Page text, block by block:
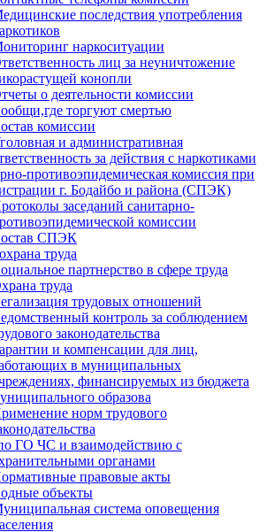
последствия употребления
наркоситуации
лиц за неуничтожение
конопли
о деятельности комиссии
торгуют смертью
комиссии
и административная
за действия с наркотиками
противоэпидемическая комиссия при
г. Бодайбо и района (СПЭК)
заседаний санитарно-
комиссии
СПЭК
труда
партнерство в сфере труда
труда
трудовых отношений
контроль за соблюдением
законодательства
и компенсации для лиц,
в муниципальных
финансируемых из бюджета
образова
норм трудового
ГО ЧС и взаимодействию с
органами
правовые акты
объекты
система оповещения